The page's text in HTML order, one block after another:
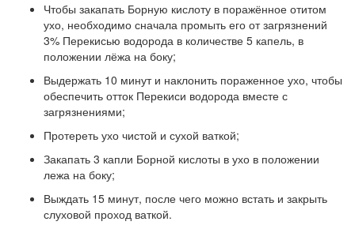
Чтобы закапать Борную кислоту в поражённое отитом
ухо, необходимо сначала промыть его от загрязнений
3% Перекисью водорода в количестве 5 капель, в
положении лёжа на боку;
Выдержать 10 минут и наклонить пораженное ухо, чтобы
обеспечить отток Перекиси водорода вместе с
загрязнениями;
Протереть ухо чистой и сухой ваткой;
Закапать 3 капли Борной кислоты в ухо в положении
лежа на боку;
Выждать 15 минут, после чего можно встать и закрыть
слуховой проход ваткой.